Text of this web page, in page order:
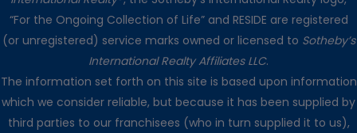
“For the Ongoing Collection of Life” and RESIDE are registered
(or unregistered) service marks owned or licensed to Sotheby’s
International Realty Affiliates LLC.
The information set forth on this site is based upon information
which we consider reliable, but because it has been supplied by
third parties to our franchisees (who in turn supplied it to us),